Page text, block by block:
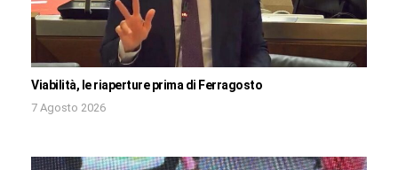
Viabilità, le riaperture prima di Ferragosto
7 Agosto 2026